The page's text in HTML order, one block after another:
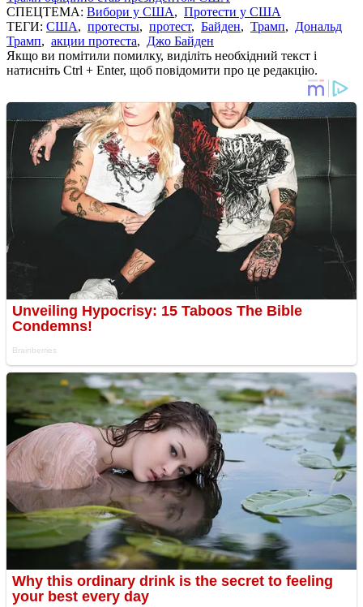
СПЕЦТЕМА: Вибори у США, Протести у США
ТЕГИ: США, протесты, протест, Байден, Трамп, Дональд
Трамп, акции протеста, Джо Байден
Якщо ви помітили помилку, виділіть необхідний текст і
натисніть Ctrl + Enter, щоб повідомити про це редакцію.